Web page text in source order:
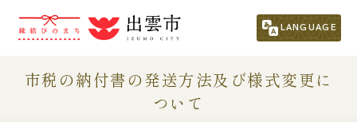
LANGUAGE
市民の方 （くらし・行政・議会）
事業者の方
市税の納付書の発送方法及び様式変更に
ついて